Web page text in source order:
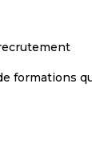
formations